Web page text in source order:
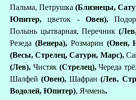
Пальма, Петрушка (Близнецы,
Юпитер,цветок -Овен),
Полынь цытварная, Перечник
Резеда (Венера), Розмарин (Овен,
(Весы, Стрелец, Сатурн, Марс),
(Лев), Чистяк (Стрелец),Череда
Шалфей(Овен),Шафран(Лев,
Водолей, Юпитер), Ячмень.